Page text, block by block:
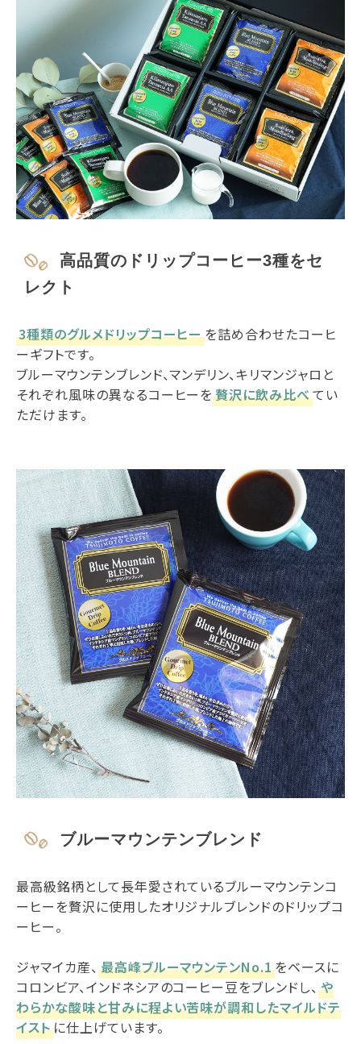
高品質のドリップコーヒー3種をセ
レクト
3種類のグルメドリップコーヒーを詰め合わせたコーヒ
ーギフトです。
ブルーマウンテンブレンド、マンデリン、キリマンジャロと
それぞれ風味の異なるコーヒーを贅沢に飲み比べてい
ただけます。
ブルーマウンテンブレンド
最高級銘柄として長年愛されているブルーマウンテンコ
ーヒーを贅沢に使用したオリジナルブレンドのドリップコ
ーヒー。
ジャマイカ産、 最高峰ブルーマウンテンNo.1 をベースに
コロンビア、インドネシアのコーヒー豆をブレンドし、や
わらかな酸味と甘みに程よい苦味が調和したマイルドテ
イストに仕上げています。